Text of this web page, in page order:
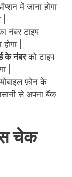
में जाना होगा
नंबर टाइप
|
के नंबरको टाइप
|
फ़ोन के
से अपना बैंक
चेक